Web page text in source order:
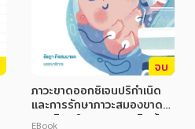
จบ
ภาวะขาดออกซิเจนปริกำเนิด
และการรักษาภาวะสมองขาด
ออกซิเจนในทารกแรกเกิดด้วย
EBook